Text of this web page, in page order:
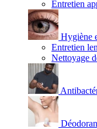
Entretien
Hygiène
Entretien
Nettoyage